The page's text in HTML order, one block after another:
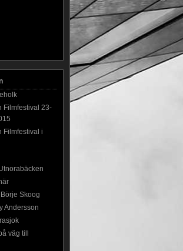
Filmfestival 23-
Filmfestival i
Skoog
Andersson
väg till